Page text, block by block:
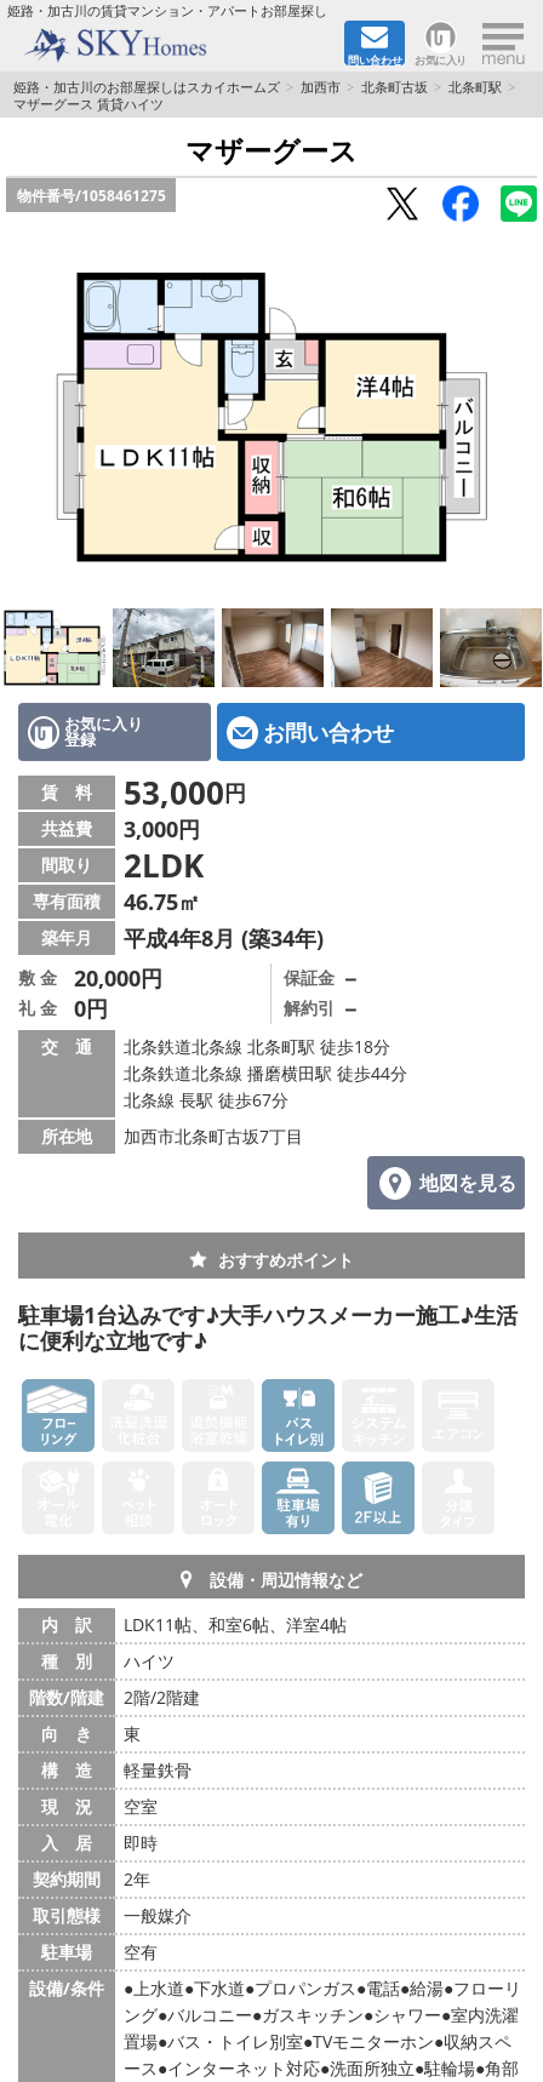
姫路・加古川の賃貸マンション・アパートお部屋探し
問い合わせ お気に入り ×
TOPページ
都市ガス·オール電化
☆新築物件☆
☆ペット飼育可能物件☆
☆ネット無料☆
路線·駅から探す
地図から探す
スタッフ紹介
店舗情報·アクセス
会社概要
メールでお問い合わせ
姫路・加古川のお部屋探しはスカイホームズ 加西市 北条町古坂
北条町駅
マザーグース 賃貸ハイツ
マザーグース
物件番号/1058461275
お気に入り
登録 お問い合わせ
賃 料 53,000円
共益費 3,000円
間取り 2LDK
専有面積 46.75㎡
築年月 平成4年8月 (築34年)
敷 金 20,000円
礼 金 0円
保証金 －
解約引 －
交 通
北条鉄道北条線 北条町駅 徒歩18分
北条鉄道北条線 播磨横田駅 徒歩44分
北条線 長駅 徒歩67分
所在地
加西市北条町古坂7丁目
地図を見る
おすすめポイント
駐車場1台込みです♪大手ハウスメーカー施工♪生活
に便利な立地です♪
設備・周辺情報など
内 訳
LDK11帖、和室6帖、洋室4帖
種 別
ハイツ
階数/階建
2階/2階建
向 き
東
構 造
軽量鉄骨
現 況
空室
入 居
即時
契約期間
2年
取引態様
一般媒介
駐車場
空有
設備/条件
上水道 下水道 プロパンガス 電話 給湯 フローリ
ング バルコニー ガスキッチン シャワー 室内洗濯
置場 バス・トイレ別室 TVモニターホン 収納スペ
ース インターネット対応 洗面所独立 駐輪場 角部